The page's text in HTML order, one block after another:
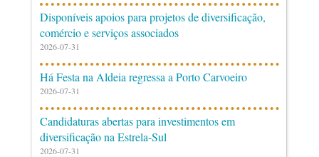
Disponíveis apoios para projetos de diversificação,
comércio e serviços associados
2026-07-31
Há Festa na Aldeia regressa a Porto Carvoeiro
2026-07-31
Candidaturas abertas para investimentos em
diversificação na Estrela-Sul
2026-07-31